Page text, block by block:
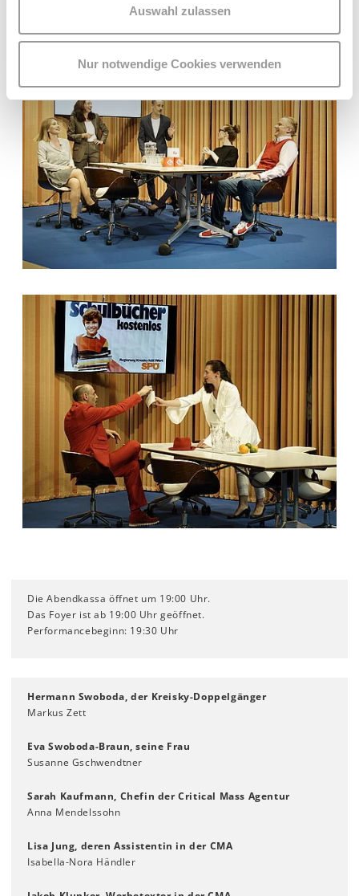
Auswahl zulassen
Nur notwendige Cookies verwenden
Die Abendkassa öffnet um 19:00 Uhr.
Das Foyer ist ab 19:00 Uhr geöffnet.
Performancebeginn: 19:30 Uhr
Hermann Swoboda, der Kreisky-Doppelgänger
Markus Zett
Eva Swoboda-Braun, seine Frau
Susanne Gschwendtner
Sarah Kaufmann, Chefin der Critical Mass Agentur
Anna Mendelssohn
Lisa Jung, deren Assistentin in der CMA
Isabella-Nora Händler